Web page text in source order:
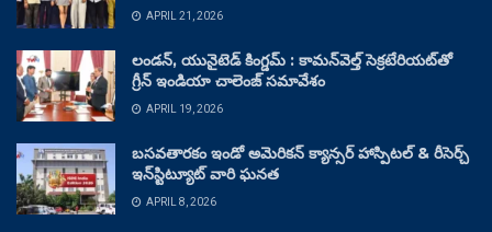
APRIL 21, 2026
లండన్, యునైటెడ్ కింగ్డమ్ : కామన్‌వెల్త్ సెక్రటేరియట్‌తో
గ్రీన్ ఇండియా చాలెంజ్ సమావేశం
APRIL 19, 2026
బసవతారకం ఇండో అమెరికన్ క్యాన్సర్ హాస్పిటల్ & రీసెర్చ్
ఇన్‌స్టిట్యూట్ వారి ఘనత
APRIL 8, 2026